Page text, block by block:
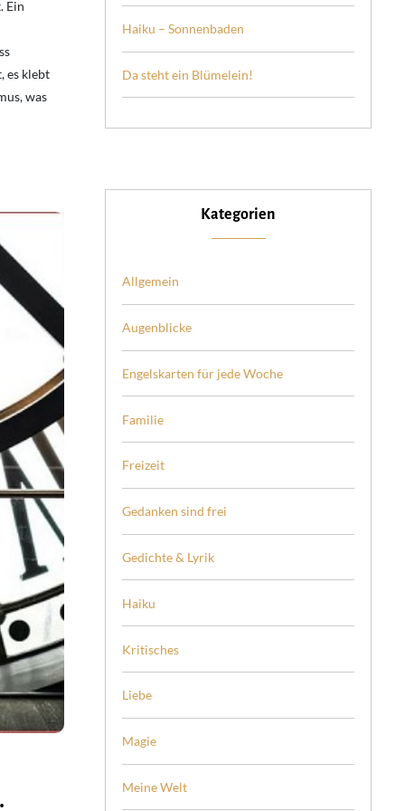
Ein
es klebt
was
Haiku – Sonnenbaden
Da steht ein Blümelein!
Kategorien
Allgemein
Augenblicke
Engelskarten für jede Woche
Familie
Freizeit
Gedanken sind frei
Gedichte & Lyrik
Haiku
Kritisches
Liebe
Magie
Meine Welt